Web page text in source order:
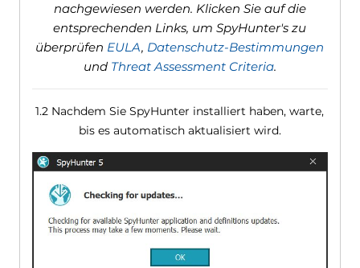
nachgewiesen werden. Klicken Sie auf die
entsprechenden Links, um SpyHunter's zu
überprüfen EULA, Datenschutz-Bestimmungen
und Threat Assessment Criteria.
1.2 Nachdem Sie SpyHunter installiert haben, warte,
bis es automatisch aktualisiert wird.